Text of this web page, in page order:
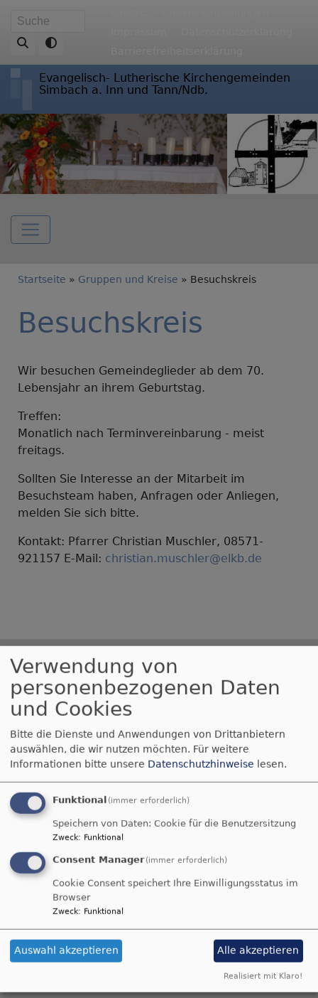
zum
Inhalt
Suche
Evangelisch- Lutherische Kirchengemeinden
Simbach a. Inn und Tann/Ndb.
Hauptnavigation
Breadcrumb
Startseite Gruppen und Kreise Besuchskreis
Besuchskreis
Wir besuchen Gemeindeglieder ab dem 70.
Lebensjahr an ihrem Geburtstag.
Treffen:
Monatlich nach Terminvereinbarung - meist
freitags.
Sollten Sie Interesse an der Mitarbeit im
Besuchsteam haben, Anfragen oder Anliegen,
melden Sie sich bitte.
Kontakt: Pfarrer Christian Muschler, 08571-
921157 E-Mail: christian.muschler@elkb.de
Siehe, was ich früher verkündigt habe, ist
gekommen. So verkündige ich auch Neues; ehe
denn es sprosst, lasse ich's euch hören.
Jesaja 42,9
Der Menschensohn ist's, der den guten Samen
Matthäus 13,37-38
© Evangelische Brüder-Unität – Herrnhuter Brüdergemeine
Weitere Informationen finden Sie
Christopher Street Day in Nürnberg: "Wir stehen als
Gesellschaft und als Kirche zusammen"
72 Stunden: Bayerische Posaunenchöre stellen
Weltrekord auf
Hiroshima und Nagasaki: Friedensgruppen erinnern
Verwendung von
personenbezogenen Daten
und Cookies
Bitte die Dienste und Anwendungen von Drittanbietern
auswählen, die wir nutzen möchten. Für weitere
Informationen bitte unsere Datenschutzhinweise lesen.
Funktional (immer erforderlich)
Speichern von Daten: Cookie für die Benutzersitzung
Zweck: Funktional
Consent Manager (immer erforderlich)
Cookie Consent speichert Ihre Einwilligungsstatus im
Browser
Zweck: Funktional
Auswahl akzeptieren Alle akzeptieren
Realisiert mit Klaro!